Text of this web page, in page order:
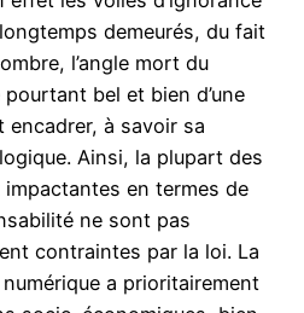
demeurés, du fait
l’angle mort du
bel et bien d’une
encadrer, à savoir sa
Ainsi, la plupart des
en termes de
ne sont pas
contraintes par la loi. La
a prioritairement